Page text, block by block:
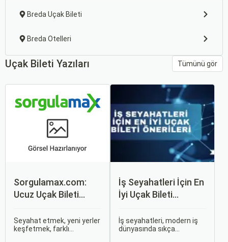
Breda Uçak Bileti
Breda Otelleri
Uçak Bileti Yazıları Tümünü gör
Sorgulamax.com:
Ucuz Uçak Bileti
Seyahat etmek, yeni yerler
keşfetmek, farklı
İş Seyahatleri İçin En
İyi Uçak Bileti
İş seyahatleri, modern iş
dünyasında sıkça